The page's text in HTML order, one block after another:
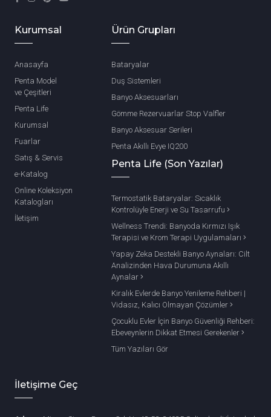
Kurumsal
Anasayfa
Penta Model
ve Çeşitleri
Penta Life
Kurumsal
Fuarlar
Satış & Servis
e-Katalog
Online Koleksiyon
Katalogları
İletişim
Ürün Grupları
Bataryalar
Duş Sistemleri
Banyo Aksesuarları
Gömme Rezervuarlar Stop Valfler
Banyo Aksesuar Serileri
Penta Akıllı Evye IQ200
Penta Life (Son Yazılar)
Termostatik Bataryalar: Sıcaklık
Kontrolüyle Enerji ve Su Tasarrufu
Wellness Trendi: Banyoda Kırmızı Işık
Terapisi ve Krom Terapi Uygulamaları
Yapay Zeka Destekli Banyo Aynaları: Cilt
Analizinden Hava Durumuna Akıllı
Aynalar
Kiralık Evlerde Banyo Yenileme Rehberi |
Vidasız, Kalıcı Olmayan Çözümler
Çocuklu Evler İçin Banyo Güvenliği Rehberi:
Ebeveynlerin Dikkat Etmesi Gerekenler
Tüm Yazıları Gör
İletişime Geç